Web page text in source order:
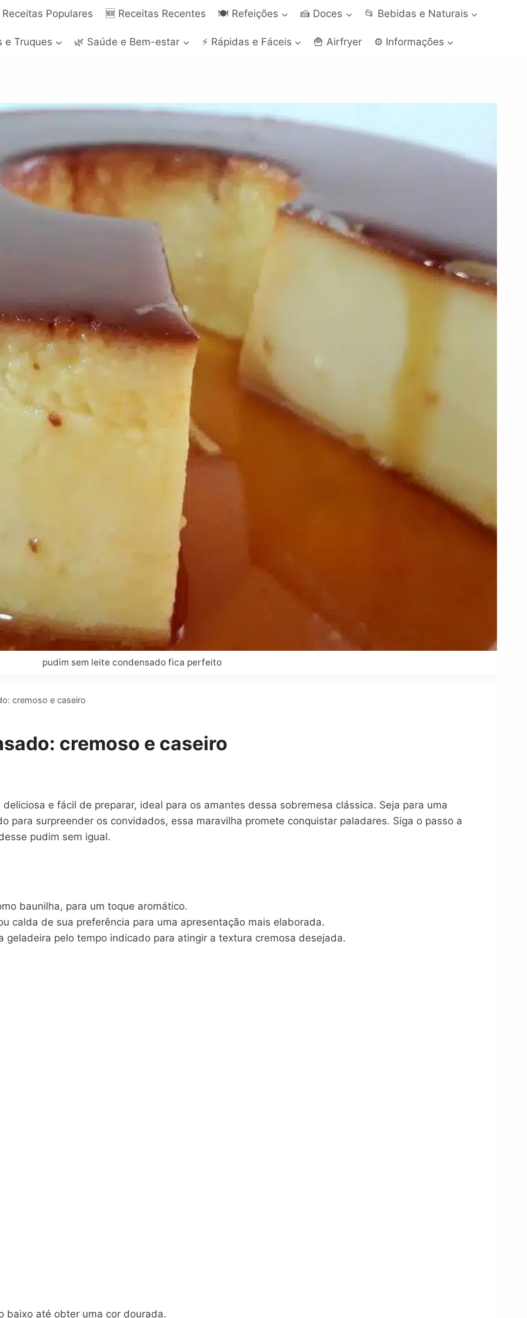
Receitas Populares 🆕 Receitas Recentes 🍽️ Refeições 🍰 Doces 📂 Bebidas e Naturais
e Truques 🌿 Saúde e Bem-estar ⚡ Rápidas e Fáceis 🍟 Airfryer ⚙️ Informações
pudim sem leite condensado fica perfeito
cremoso e caseiro
cremoso e caseiro
e fácil de preparar, ideal para os amantes dessa sobremesa clássica. Seja para uma
para surpreender os convidados, essa maravilha promete conquistar paladares. Siga o passo a
pudim sem igual.
baunilha, para um toque aromático.
calda de sua preferência para uma apresentação mais elaborada.
pelo tempo indicado para atingir a textura cremosa desejada.
baixo até obter uma cor dourada.